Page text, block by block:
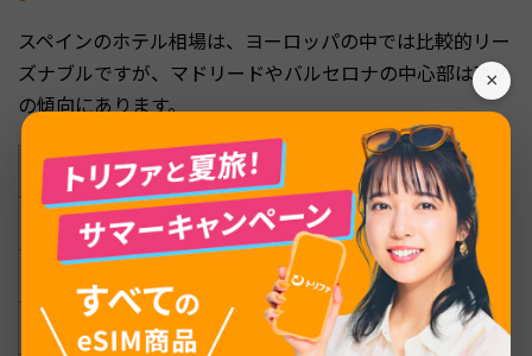
×
スペインのホテル相場は、ヨーロッパの中では比較的リー
ズナブルですが、マドリードやバルセロナの中心部は高め
の傾向にあります。
ホテルランク 1泊あたりの目安
ホステル・ゲストハウス 3,000〜6,000円
8,000〜15,000円
スタンダードホテル（3〜4つ星） 15,000〜25,000円